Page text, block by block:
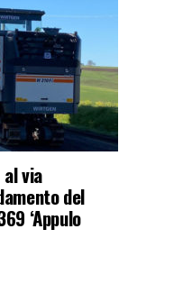
via
del
‘Appulo